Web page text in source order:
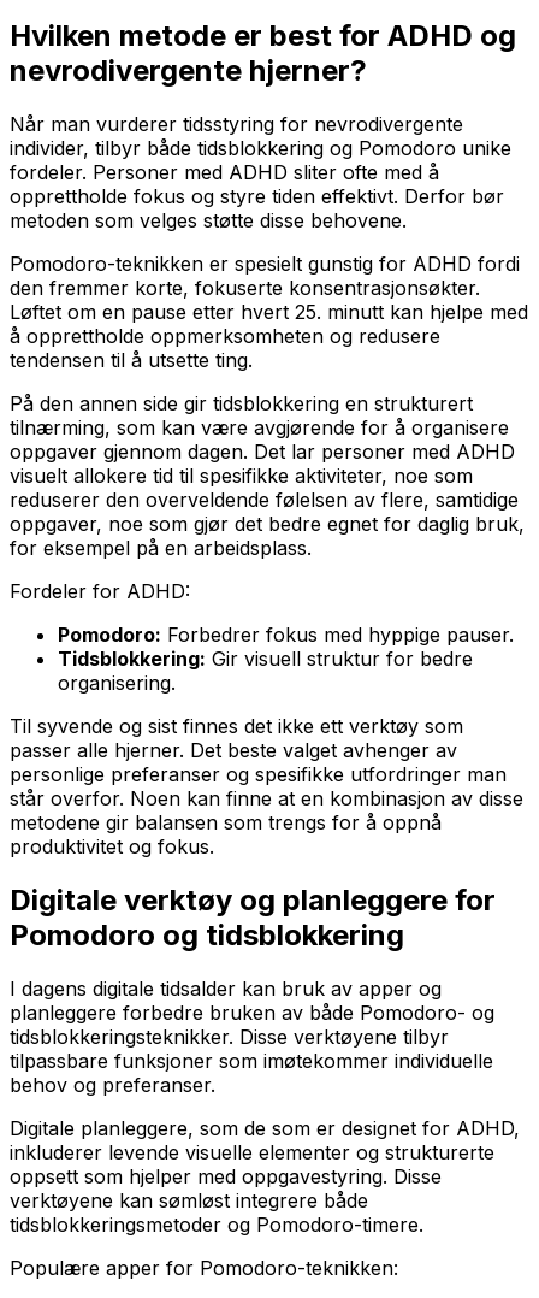
Hvilken metode er best for ADHD og
nevrodivergente hjerner?
Når man vurderer tidsstyring for nevrodivergente
individer, tilbyr både tidsblokkering og Pomodoro unike
fordeler. Personer med ADHD sliter ofte med å
opprettholde fokus og styre tiden effektivt. Derfor bør
metoden som velges støtte disse behovene.
Pomodoro-teknikken er spesielt gunstig for ADHD fordi
den fremmer korte, fokuserte konsentrasjonsøkter.
Løftet om en pause etter hvert 25. minutt kan hjelpe med
å opprettholde oppmerksomheten og redusere
tendensen til å utsette ting.
På den annen side gir tidsblokkering en strukturert
tilnærming, som kan være avgjørende for å organisere
oppgaver gjennom dagen. Det lar personer med ADHD
visuelt allokere tid til spesifikke aktiviteter, noe som
reduserer den overveldende følelsen av flere, samtidige
oppgaver, noe som gjør det bedre egnet for daglig bruk,
for eksempel på en arbeidsplass.
Fordeler for ADHD:
Pomodoro: Forbedrer fokus med hyppige pauser.
Tidsblokkering: Gir visuell struktur for bedre
organisering.
Til syvende og sist finnes det ikke ett verktøy som
passer alle hjerner. Det beste valget avhenger av
personlige preferanser og spesifikke utfordringer man
står overfor. Noen kan finne at en kombinasjon av disse
metodene gir balansen som trengs for å oppnå
produktivitet og fokus.
Digitale verktøy og planleggere for
Pomodoro og tidsblokkering
I dagens digitale tidsalder kan bruk av apper og
planleggere forbedre bruken av både Pomodoro- og
tidsblokkeringsteknikker. Disse verktøyene tilbyr
tilpassbare funksjoner som imøtekommer individuelle
behov og preferanser.
Digitale planleggere, som de som er designet for ADHD,
inkluderer levende visuelle elementer og strukturerte
oppsett som hjelper med oppgavestyring. Disse
verktøyene kan sømløst integrere både
tidsblokkeringsmetoder og Pomodoro-timere.
Populære apper for Pomodoro-teknikken: